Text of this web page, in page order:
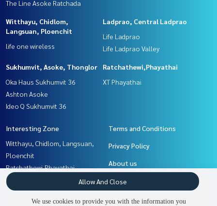
The Line Asoke Ratchada
Witthayu, Chidlom,
Langsuan, Ploenchit
life one wireless
Ladprao, Central Ladprao
Life Ladprao
Life Ladprao Valley
Sukhumvit, Asoke, Thonglor
Oka Haus Sukhumvit 36
Ashton Asoke
Ideo Q Sukhumvit 36
Ratchathewi,Phayathai
XT Phayathai
Interesting Zone
Witthayu, Chidlom, Langsuan,
Ploenchit
Ratchathewi,Phayathai
Ladprao, Central Ladprao
Khlongtoei, Kluaynamthai
Sukhumvit, Asoke, Thonglor
Terms and Conditions
Privacy Policy
About us
How to sale-rent
Contact
We use cookies to provide you with the information you
Allow And Close